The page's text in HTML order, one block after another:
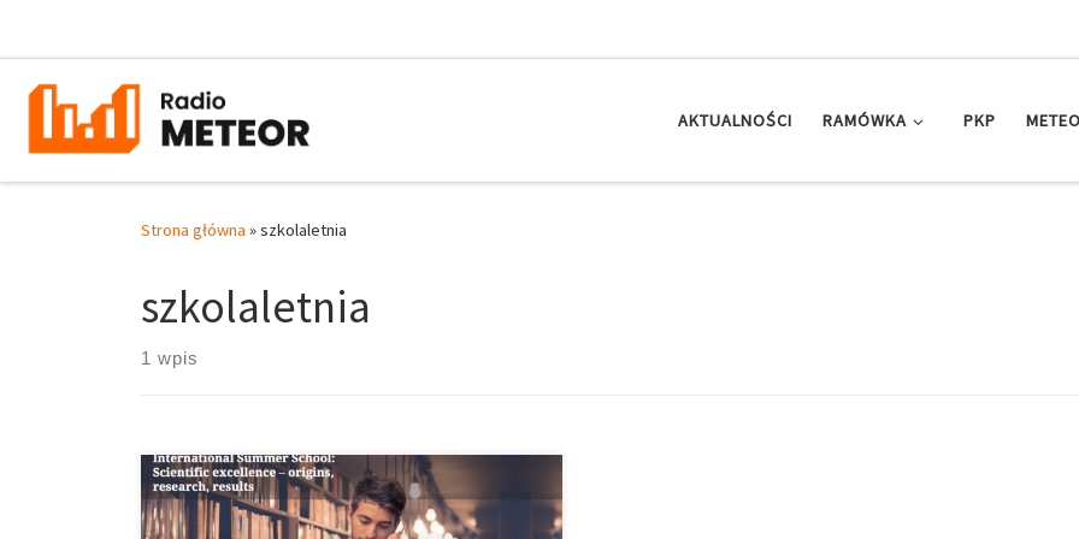
AKTUALNOŚCI RAMÓWKA PKP
Strona główna »szkolaletnia
szkolaletnia
1 wpis
Mijający tydzień rozpoczął się w Poznaniu pod